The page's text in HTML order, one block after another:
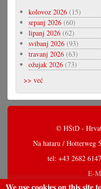
kolovoz 2026 (15)
srpanj 2026 (60)
lipanj 2026 (62)
svibanj 2026 (93)
travanj 2026 (63)
ožujak 2026 (73)
>> već
© HŠtD -
Na hataru / Hotterweg
tel: +43 2682
E-